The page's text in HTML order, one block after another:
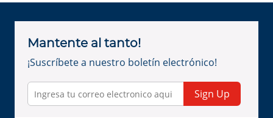
Mantente al tanto!
¡Suscríbete a nuestro boletín electrónico!
Sign Up